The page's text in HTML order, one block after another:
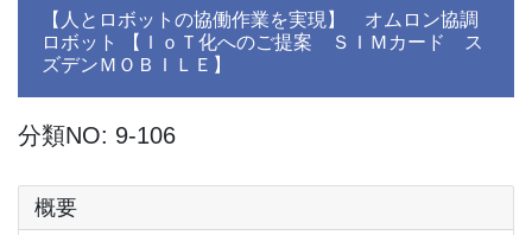
【人とロボットの協働作業を実現】 オムロン協調
ロボット 【ＩｏＴ化へのご提案 ＳＩＭカード ス
ズデンＭＯＢＩＬＥ】
分類NO: 9-106
概要